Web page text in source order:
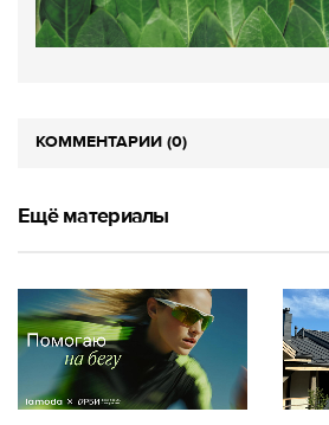
КОММЕНТАРИИ (0)
Ещё материалы